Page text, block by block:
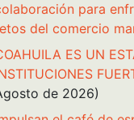
para
del comercio
ES UN
de 2026)